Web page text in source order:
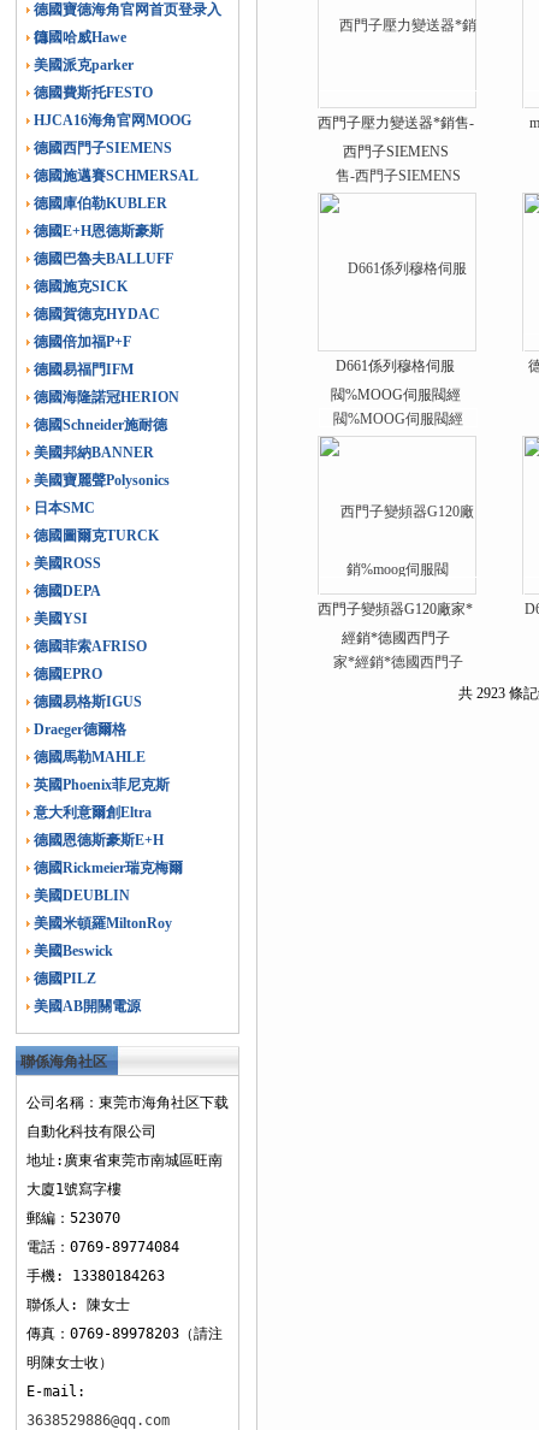
德國寶德海角官网首页登录入
口
德國哈威Hawe
美國派克parker
德國費斯托FESTO
HJCA16海角官网MOOG
德國西門子SIEMENS
德國施邁賽SCHMERSAL
德國庫伯勒KUBLER
德國E+H恩德斯豪斯
德國巴魯夫BALLUFF
德國施克SICK
德國賀德克HYDAC
德國倍加福P+F
德國易福門IFM
德國海隆諾冠HERION
德國Schneider施耐德
美國邦納BANNER
美國寶麗聲Polysonics
日本SMC
德國圖爾克TURCK
美國ROSS
德國DEPA
美國YSI
德國菲索AFRISO
德國EPRO
德國易格斯IGUS
Draeger德爾格
德國馬勒MAHLE
英國Phoenix菲尼克斯
意大利意爾創Eltra
德國恩德斯豪斯E+H
德國Rickmeier瑞克梅爾
美國DEUBLIN
美國米頓羅MiltonRoy
美國Beswick
德國PILZ
美國AB開關電源
聯係海角社区
下载
公司名稱：東莞市海角社区下载
自動化科技有限公司
地址:廣東省東莞市南城區旺南
大廈1號寫字樓
郵編：523070
電話：0769-89774084
手機: 13380184263
聯係人: 陳女士
傳真：0769-89978203（請注
明陳女士收）
E-mail:
3638529886@qq.com
西門子壓力變送器*銷售-
西門子SIEMENS
D661係列穆格伺服
閥%MOOG伺服閥經
銷%moog伺服閥
西門子變頻器G120廠家*
經銷*德國西門子
共 2923 條